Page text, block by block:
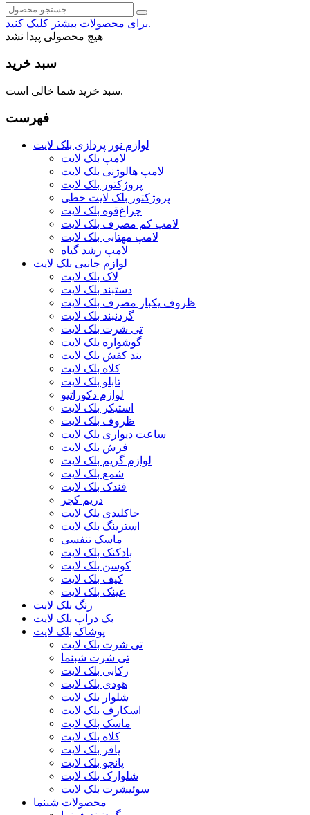
برای محصولات بیشتر کلیک کنید.
هیچ محصولی پیدا نشد
سبد خرید
سبد خرید شما خالی است.
فهرست
لوازم نور پردازی بلک لایت
لامپ بلک لایت
لامپ هالوژنی بلک لایت
پروژکتور بلک لایت
پروژکتور بلک لایت خطی
چراغ‌قوه بلک لایت
لامپ کم مصرف بلک لایت
لامپ مهتابی بلک لایت
لامپ رشد گیاه
لوازم جانبی بلک لایت
لاک بلک لایت
دستبند بلک لایت
ظروف یکبار مصرف بلک لایت
گردنبند بلک لایت
تی شرت بلک لایت
گوشواره بلک لایت
بند کفش بلک لایت
کلاه بلک لایت
تابلو بلک لایت
لوازم دکوراتیو
استیکر بلک لایت
ظروف بلک لایت
ساعت دیواری بلک لایت
فرش بلک لایت
لوازم گریم بلک لایت
شمع بلک لایت
فندک بلک لایت
دریم کچر
جاکلیدی بلک لایت
استرینگ بلک لایت
ماسک تنفسی
بادکنک بلک لایت
کوسن بلک لایت
کیف بلک لایت
عینک بلک لایت
رنگ بلک لایت
بک دراپ بلک لایت
پوشاک بلک لایت
تی شرت بلک لایت
تی شرت شبنما
رکابی بلک لایت
هودی بلک لایت
شلوار بلک لایت
اسکارف بلک لایت
ماسک بلک لایت
کلاه بلک لایت
پافر بلک لایت
پانچو بلک لایت
شلوارک بلک لایت
سوئیشرت بلک لایت
محصولات شبنما